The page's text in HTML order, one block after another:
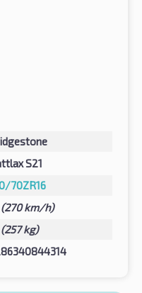
S21
70ZR16
(270 km/h)
(257 kg)